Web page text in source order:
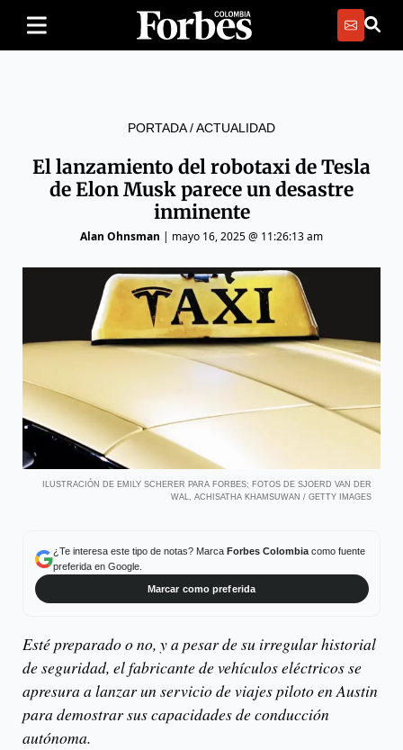
PORTADA/ACTUALIDAD
El lanzamiento del robotaxi de Tesla
de Elon Musk parece un desastre
inminente
Alan Ohnsman | mayo 16, 2025 @ 11:26:13 am
ILUSTRACIÓN DE EMILY SCHERER PARA FORBES; FOTOS DE SJOERD VAN DER
WAL, ACHISATHA KHAMSUWAN / GETTY IMAGES
¿Te interesa este tipo de notas? Marca Forbes Colombiacomo fuente
preferida en Google.
Marcar como preferida
Esté preparado o no, y a pesar de su irregular historial
de seguridad, el fabricante de vehículos eléctricos se
apresura a lanzar un servicio de viajes piloto en Austin
para demostrar sus capacidades de conducción
autónoma.